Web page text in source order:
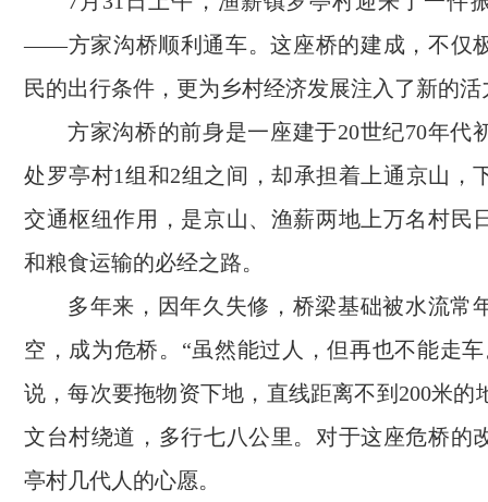
——方家沟桥顺利通车。这座桥的建成，不仅
民的出行条件，更为乡村经济发展注入了新的活
方家沟桥的前身是一座建于20世纪70年代
处罗亭村1组和2组之间，却承担着上通京山，
交通枢纽作用，是京山、渔薪两地上万名村民
和粮食运输的必经之路。
多年来，因年久失修，桥梁基础被水流常
空，成为危桥。“虽然能过人，但再也不能走
说，每次要拖物资下地，直线距离不到200米的
文台村绕道，多行七八公里。对于这座危桥的
亭村几代人的心愿。